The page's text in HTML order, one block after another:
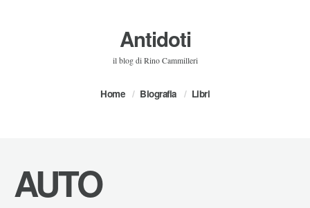
Antidoti
il blog di Rino Cammilleri
Home Biografia Libri
AUTO